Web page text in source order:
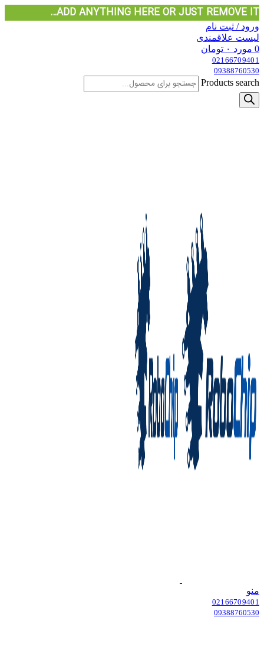
ADD ANYTHING HERE OR JUST REMOVE IT…
ورود / ثبت نام
لیست علاقمندی
0 مورد ۰ تومان
02166709401
09388760530
Products search
منو
02166709401
09388760530